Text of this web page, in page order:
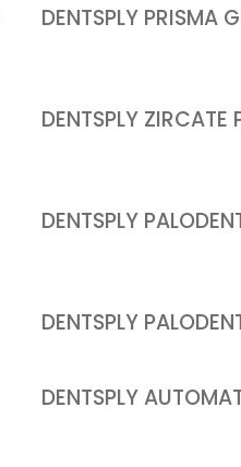
DENTSPLY PRISMA
DENTSPLY
DENTSPLY
DENTSPLY
DENTSPLY